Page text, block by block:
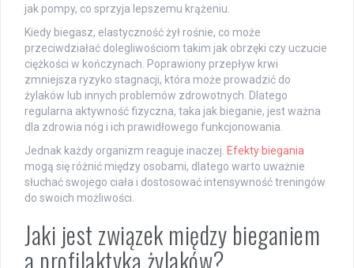
jak pompy, co sprzyja lepszemu krążeniu.
Kiedy biegasz, elastyczność żył rośnie, co może
przeciwdziałać dolegliwościom takim jak obrzęki czy uczucie
ciężkości w kończynach. Poprawiony przepływ krwi
zmniejsza ryzyko stagnacji, która może prowadzić do
żylaków lub innych problemów zdrowotnych. Dlatego
regularna aktywność fizyczna, taka jak bieganie, jest ważna
dla zdrowia nóg i ich prawidłowego funkcjonowania.
Jednak każdy organizm reaguje inaczej. Efekty biegania
mogą się różnić między osobami, dlatego warto uważnie
słuchać swojego ciała i dostosować intensywność treningów
do swoich możliwości.
Jaki jest związek między bieganiem
a profilaktyką żylaków?